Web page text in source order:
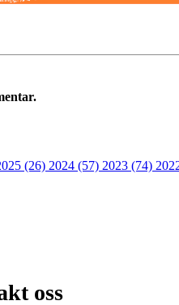
(26) 2024 (57) 2023 (74)
oss